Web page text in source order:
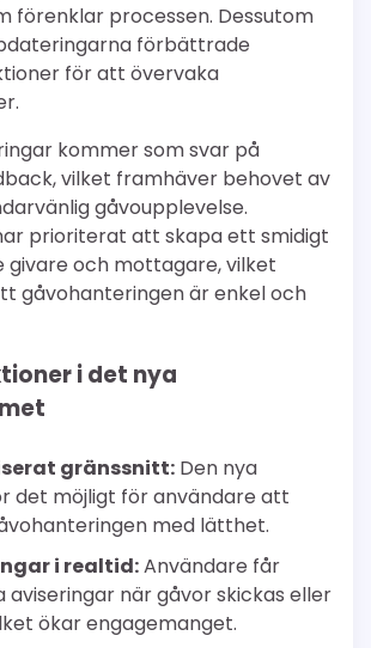
förenklar processen. Dessutom
förbättrade
för att övervaka
kommer som svar på
vilket framhäver behovet av
gåvoupplevelse.
prioriterat att skapa ett smidigt
givare och mottagare, vilket
gåvohanteringen är enkel och
i det nya
gränssnitt: Den nya
det möjligt för användare att
med lätthet.
i realtid:Användare får
aviseringar när gåvor skickas eller
ökar engagemanget.